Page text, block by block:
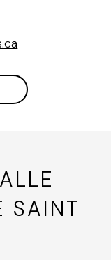
SAINT